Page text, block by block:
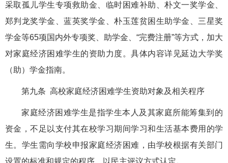
采取孤儿学生专项救助金、临时困难补助、朴文一奖学金、
郑判龙奖学金、蓝英奖学金、朴玉莲贫困生助学金、三星奖
学金等65项国内外专项奖、助学金、“完费注册”等方式，加大
对家庭经济困难学生的资助力度。具体内容详见延边大学奖
（助）学金指南。
第九条 高校家庭经济困难学生资助对象及相关程序
家庭经济困难学生是指学生本人及其家庭所能筹集到的
资金，不足以支付其在校学习期间学习和生活基本费用的学
生。学生需向学校申报家庭经济困难，由学校根据有关部门
设置的标准和规定的程序、以民主评议方式认定。